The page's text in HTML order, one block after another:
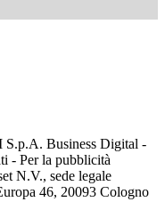
S.p.A. Business Digital -
- Per la pubblicità
N.V., sede legale
46, 20093 Cologno